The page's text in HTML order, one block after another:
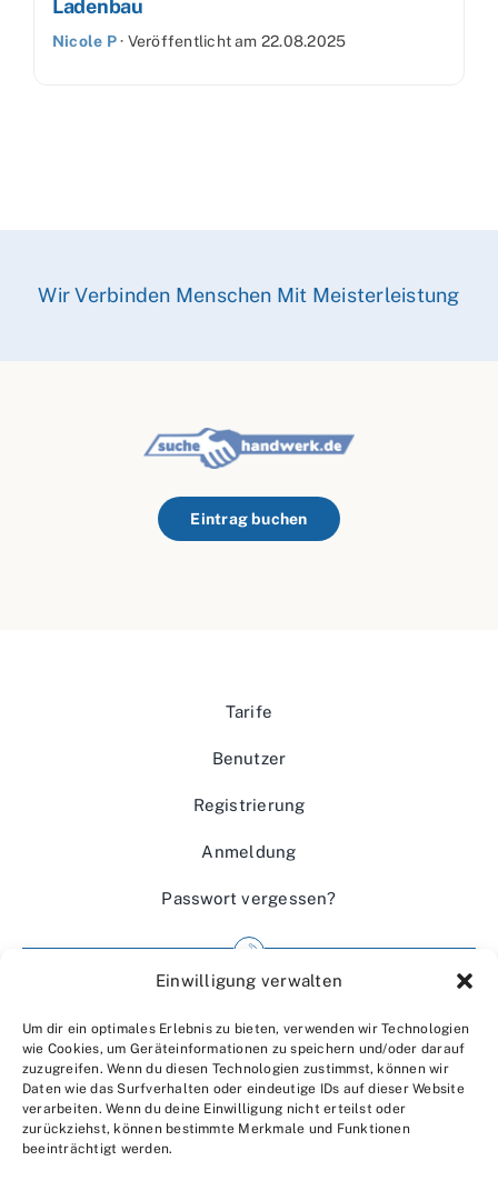
Einwilligung verwalten
Um dir ein optimales Erlebnis zu bieten, verwenden wir Technologien
wie Cookies, um Geräteinformationen zu speichern und/oder darauf
zuzugreifen. Wenn du diesen Technologien zustimmst, können wir
Daten wie das Surfverhalten oder eindeutige IDs auf dieser Website
verarbeiten. Wenn du deine Einwilligung nicht erteilst oder
zurückziehst, können bestimmte Merkmale und Funktionen
beeinträchtigt werden.
Ladenbau
Nicole P· Veröffentlicht am 22.08.2025
Wir Verbinden Menschen Mit Meisterleistung
Eintrag buchen
Tarife
Benutzer
Registrierung
Anmeldung
Passwort vergessen?
Wir über uns
Kontakt
Datenschutzerklärung